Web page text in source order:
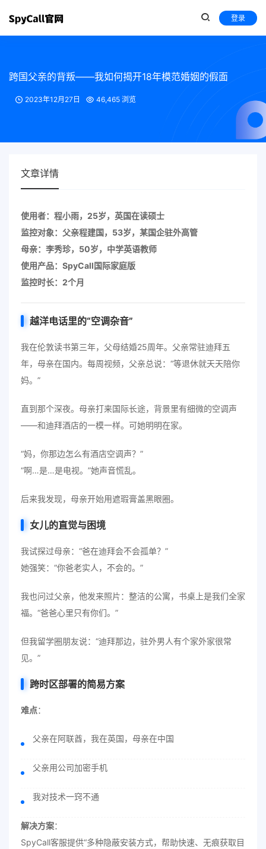
登录
跨国父亲的背叛——我如何揭开18年模范婚姻的假面
2023年12月27日 46,465 浏览
文章详情
使用者：程小雨，25岁，英国在读硕士
监控对象：父亲程建国，53岁，某国企驻外高管
母亲：李秀珍，50岁，中学英语教师
使用产品：SpyCall国际家庭版
监控时长：2个月
越洋电话里的“空调杂音”
我在伦敦读书第三年，父母结婚25周年。父亲常驻迪拜五
年，母亲在国内。每周视频，父亲总说：“等退休就天天陪你
妈。”
直到那个深夜。母亲打来国际长途，背景里有细微的空调声
——和迪拜酒店的一模一样。可她明明在家。
“妈，你那边怎么有酒店空调声？”
“啊…是…是电视。”她声音慌乱。
后来我发现，母亲开始用遮瑕膏盖黑眼圈。
女儿的直觉与困境
我试探过母亲：“爸在迪拜会不会孤单？”
她强笑：“你爸老实人，不会的。”
我也问过父亲，他发来照片：整洁的公寓，书桌上是我们全家
福。“爸爸心里只有你们。”
但我留学圈朋友说：“迪拜那边，驻外男人有个家外家很常
见。”
跨时区部署的简易方案
难点：
父亲在阿联酋，我在英国，母亲在中国
父亲用公司加密手机
我对技术一窍不通
解决方案：
SpyCall客服提供“多种隐蔽安装方式，帮助快速、无痕获取目